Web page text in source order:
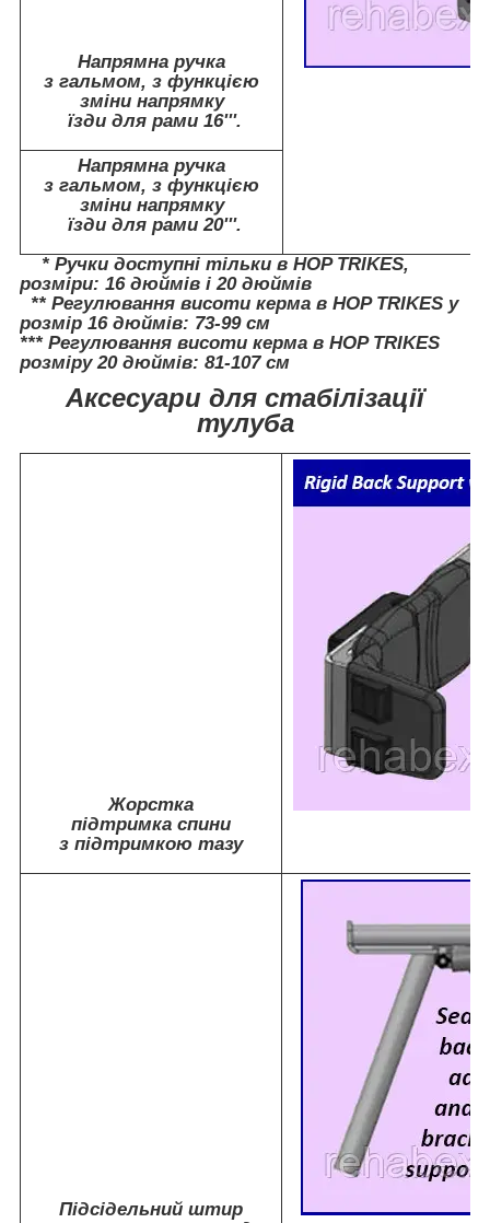
Напрямна ручка
з гальмом, з функцією
зміни напрямку
їзди для рами 16'''.
Напрямна ручка
з гальмом, з функцією
зміни напрямку
їзди для рами 20'''.
* Ручки доступні тільки в HOP TRIKES,
розміри: 16 дюймів і 20 дюймів
** Регулювання висоти керма в HOP TRIKES у
розмір 16 дюймів: 73-99 см
*** Регулювання висоти керма в HOP TRIKES
розміру 20 дюймів: 81-107 см
Аксесуари для стабілізації
тулуба
Жорстка
підтримка спини
з підтримкою тазу
Підсідельний штир